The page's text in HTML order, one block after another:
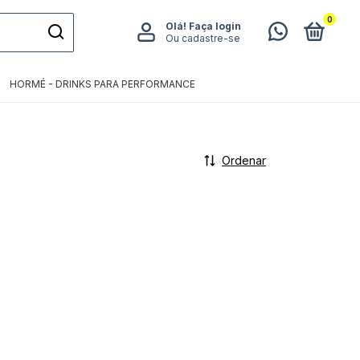
Olá! Faça login
Ou cadastre-se
0
HORMÉ - DRINKS PARA PERFORMANCE
Ordenar